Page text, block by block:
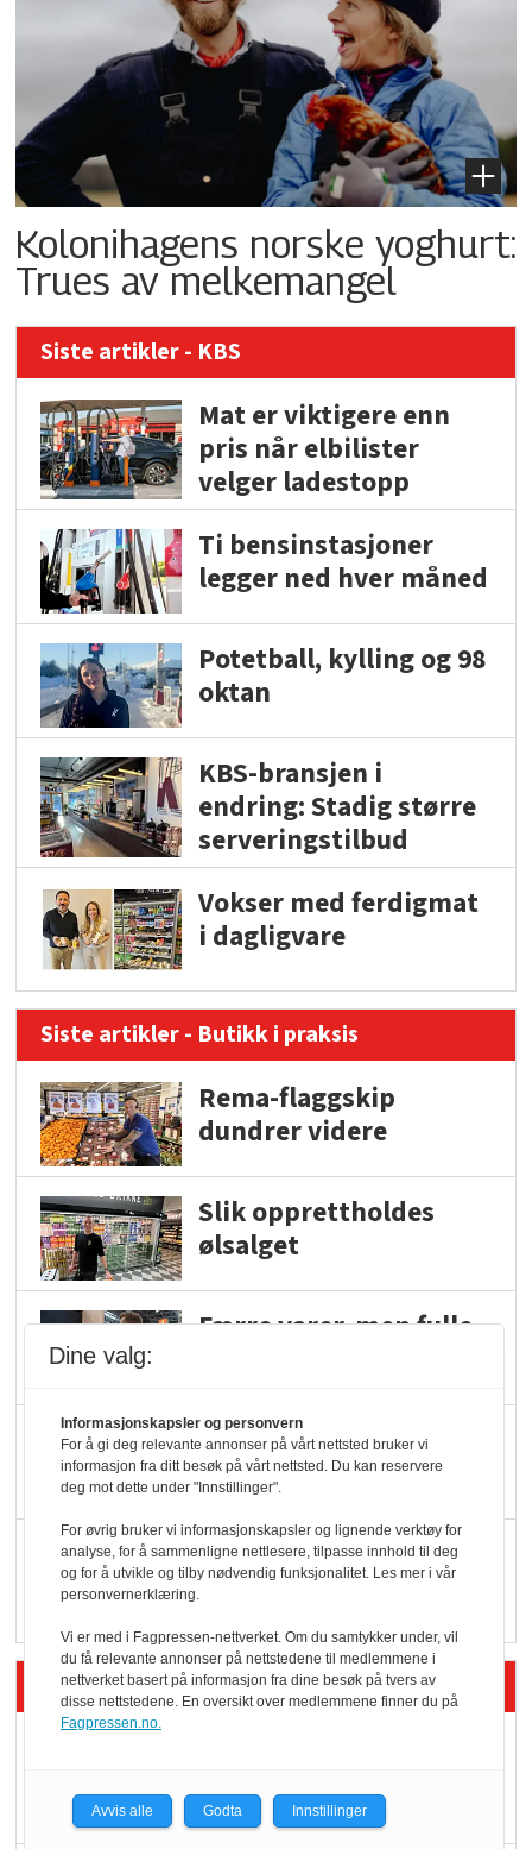
Kolonihagens norske yoghurt:
Trues av melkemangel
Siste artikler - KBS
Mat er viktigere enn
pris når elbilister
velger ladestopp
Ti bensinstasjoner
legger ned hver måned
Potetball, kylling og 98
oktan
KBS-bransjen i
endring: Stadig større
serveringstilbud
Vokser med ferdigmat
i dagligvare
Siste artikler - Butikk i praksis
Rema-flaggskip
dundrer videre
Slik opprettholdes
ølsalget
Færre varer, men fulle
KI lager mat i butikken
Q passerte 1 milliard i
Rema i 2025
Siste artikler - Økologisk
melkemangel
Dine valg:
Informasjonskapsler og personvern
For å gi deg relevante annonser på vårt nettsted bruker vi
informasjon fra ditt besøk på vårt nettsted. Du kan reservere
deg mot dette under "Innstillinger".
For øvrig bruker vi informasjonskapsler og lignende verktøy for
analyse, for å sammenligne nettlesere, tilpasse innhold til deg
og for å utvikle og tilby nødvendig funksjonalitet. Les mer i vår
personvernerklæring.
Vi er med i Fagpressen-nettverket. Om du samtykker under, vil
du få relevante annonser på nettstedene til medlemmene i
nettverket basert på informasjon fra dine besøk på tvers av
disse nettstedene. En oversikt over medlemmene finner du på
Fagpressen.no.
Avvis alle Godta Innstillinger